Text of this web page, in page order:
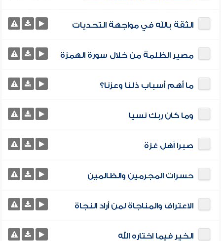
الثقة بالله في مواجهة التحديات
مصير الظلمة من خلال سورة الهمزة
ما أهم أسباب ذلنا وعزنا؟
وما كان ربك نسيا
صبرا أهل غزة
حسرات المجرمين والظالمين
الاعتراف والمناجاة لمن أراد النجاة
الخير فيما اختاره الله